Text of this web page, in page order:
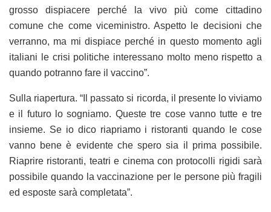
grosso dispiacere perché la vivo più come cittadino
comune che come viceministro. Aspetto le decisioni che
verranno, ma mi dispiace perché in questo momento agli
italiani le crisi politiche interessano molto meno rispetto a
quando potranno fare il vaccino”.
Sulla riapertura. “Il passato si ricorda, il presente lo viviamo
e il futuro lo sogniamo. Queste tre cose vanno tutte e tre
insieme. Se io dico riapriamo i ristoranti quando le cose
vanno bene è evidente che spero sia il prima possibile.
Riaprire ristoranti, teatri e cinema con protocolli rigidi sarà
possibile quando la vaccinazione per le persone più fragili
ed esposte sarà completata”.